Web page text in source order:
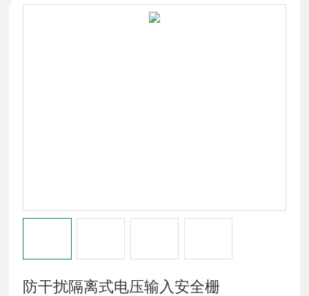
防干扰隔离式电压输入安全栅